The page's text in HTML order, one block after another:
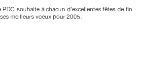
souhaite à chacun d’excellentes fêtes de fin
meilleurs voeux pour 2005.